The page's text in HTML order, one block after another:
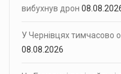
вибухнув дрон
У Чернівцях тимчасово
08.08.2026